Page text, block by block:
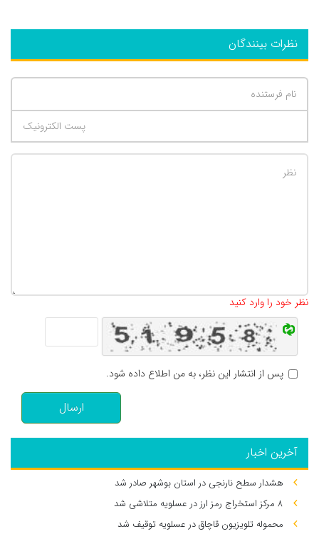
نظرات بینندگان
نظر خود را وارد کنید
پس از انتشار این نظر، به من اطلاع داده شود.
ارسال
آخرین اخبار
هشدار سطح نارنجی در استان بوشهر صادر شد
۸ مرکز استخراج رمز ارز در عسلویه متلاشی شد
محموله تلویزیون قاچاق در عسلویه توقیف شد